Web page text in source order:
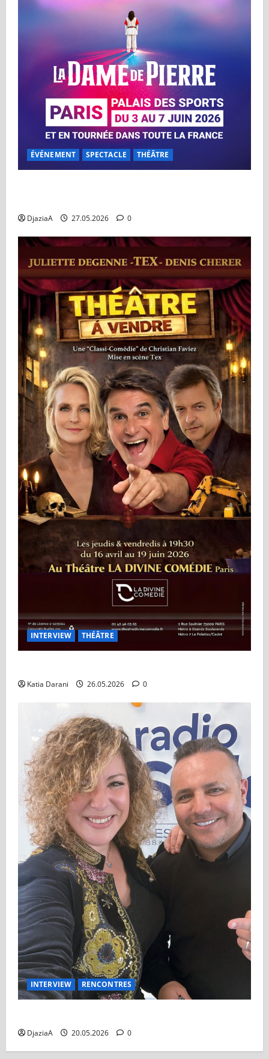
ÉVÉNEMENT SPECTACLE THÉÂTRE
DjaziaA 27.05.2026 0
INTERVIEW THÉÂTRE
Katia Darani 26.05.2026 0
INTERVIEW RENCONTRES
DjaziaA 20.05.2026 0